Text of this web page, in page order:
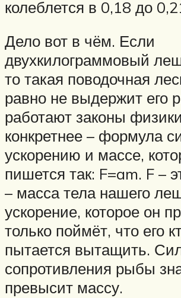
колеблется в 0,18 до
Дело вот в чём. Если
двухкилограммовый
то такая поводочная
равно не выдержит его
работают законы
конкретнее – формула
ускорению и массе,
пишется так: F=am. F –
– масса тела нашего
ускорение, которое он
только поймёт, что его
пытается вытащить.
сопротивления рыбы
превысит массу.